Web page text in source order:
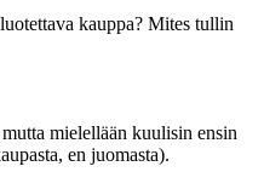
kauppa? Mites tullin
mielellään kuulisin ensin
en juomasta).